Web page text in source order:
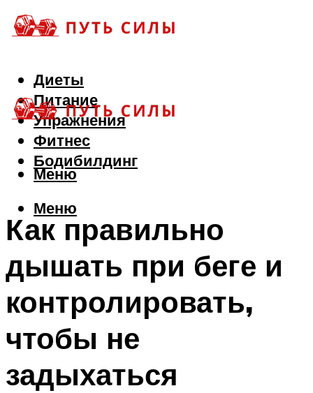
Диеты
Питание
Упражнения
Фитнес
Бодибилдинг
Меню
Меню
Как правильно
дышать при беге и
контролировать,
чтобы не
задыхаться